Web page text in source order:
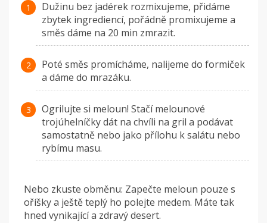
Dužinu bez jadérek rozmixujeme, přidáme
zbytek ingrediencí, pořádně promixujeme a
směs dáme na 20 min zmrazit.
Poté směs promícháme, nalijeme do formiček
a dáme do mrazáku.
Ogrilujte si meloun! Stačí melounové
trojúhelníčky dát na chvíli na gril a podávat
samostatně nebo jako přílohu k salátu nebo
rybímu masu.
Nebo zkuste obměnu: Zapečte meloun pouze s
oříšky a ještě teplý ho polejte medem. Máte tak
hned vynikající a zdravý desert.